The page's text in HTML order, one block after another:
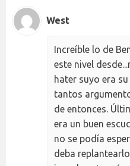
West
Increíble lo de
este nivel
hater suyo era
tantos
de entonces.
era un buen
no se podía
deba